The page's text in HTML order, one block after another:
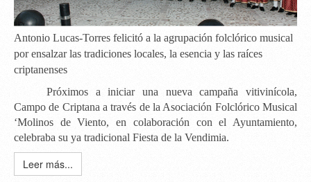
Antonio Lucas-Torres felicitó a la agrupación folclórico musical
por ensalzar las tradiciones locales, la esencia y las raíces
criptanenses
Próximos a iniciar una nueva campaña vitivinícola,
Campo de Criptana a través de la Asociación Folclórico Musical
‘Molinos de Viento, en colaboración con el Ayuntamiento,
celebraba su ya tradicional Fiesta de la Vendimia.
Leer más...